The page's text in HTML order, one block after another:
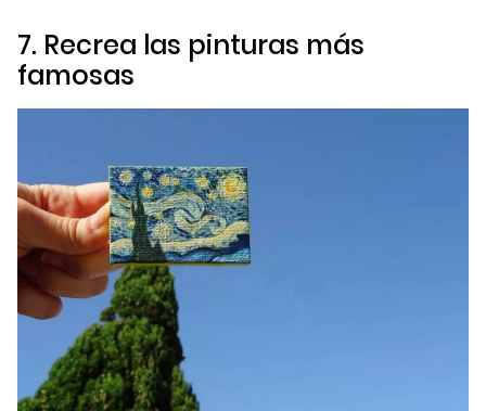
7. Recrea las pinturas más
famosas